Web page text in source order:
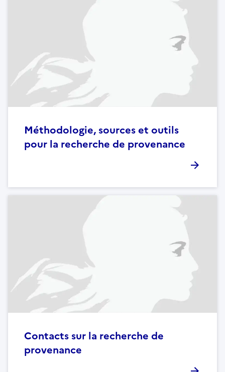
Méthodologie, sources et outils
pour la recherche de provenance
Contacts sur la recherche de
provenance